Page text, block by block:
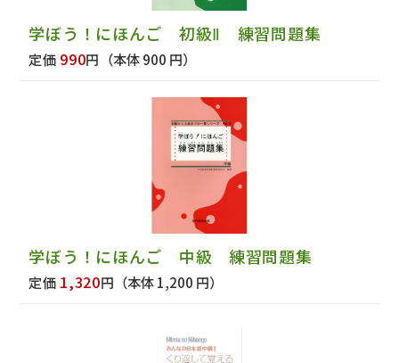
学ぼう！にほんご 初級Ⅱ 練習問題集
定価 990円 （本体 900 円）
学ぼう！にほんご 中級 練習問題集
定価 1,320円 （本体 1,200 円）